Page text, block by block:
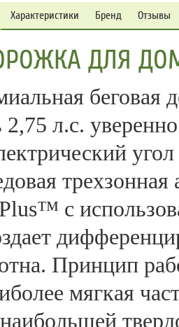
Характеристики Бренд Отзывы
ДЛЯ
беговая
2,75 л.с.
с
Принцип
мягкая